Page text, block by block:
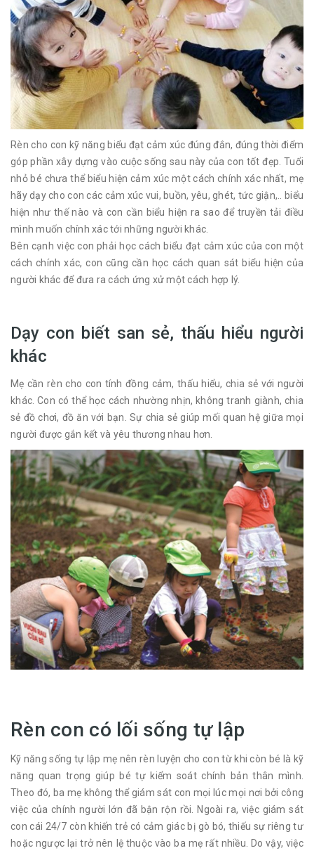
Rèn cho con kỹ năng biểu đạt cảm xúc đúng đắn, đúng thời điểm
góp phần xây dựng vào cuộc sống sau này của con tốt đẹp. Tuổi
nhỏ bé chưa thể biểu hiện cảm xúc một cách chính xác nhất, mẹ
hãy dạy cho con các cảm xúc vui, buồn, yêu, ghét, tức giận,.. biểu
hiện như thế nào và con cần biểu hiện ra sao để truyền tải điều
mình muốn chính xác tới những người khác.
Bên cạnh việc con phải học cách biểu đạt cảm xúc của con một
cách chính xác, con cũng cần học cách quan sát biểu hiện của
người khác để đưa ra cách ứng xử một cách hợp lý.
Dạy con biết san sẻ, thấu hiểu người
khác
Mẹ cần rèn cho con tính đồng cảm, thấu hiểu, chia sẻ với người
khác. Con có thể học cách nhường nhịn, không tranh giành, chia
sẻ đồ chơi, đồ ăn với bạn. Sự chia sẻ giúp mối quan hệ giữa mọi
người được gắn kết và yêu thương nhau hơn.
Rèn con có lối sống tự lập
Kỹ năng sống tự lập mẹ nên rèn luyện cho con từ khi còn bé là kỹ
năng quan trọng giúp bé tự kiểm soát chính bản thân mình.
Theo đó, ba mẹ không thể giám sát con mọi lúc mọi nơi bởi công
việc của chính người lớn đã bận rộn rồi. Ngoài ra, việc giám sát
con cái 24/7 còn khiến trẻ có cảm giác bị gò bó, thiếu sự riêng tư
hoặc ngược lại trở nên lệ thuộc vào ba mẹ rất nhiều. Do vậy, việc